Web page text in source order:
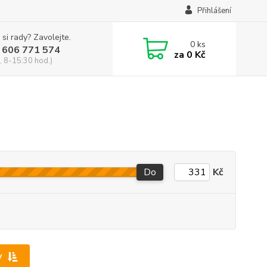
Přihlášení
rady? Zavolejte.
771 574
8-15:30 hod.)
0ks
za 0 Kč
Do Kč